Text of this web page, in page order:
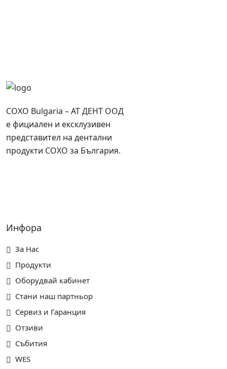
COXO Bulgaria – АТ ДЕНТ ООД
е фициален и ексклузивен
представител на дентални
продукти COXO за България.
Инфора
За Нас
Продукти
Оборудвай кабинет
Стани наш партньор
Сервиз и Гаранция
Отзиви
Събития
WES